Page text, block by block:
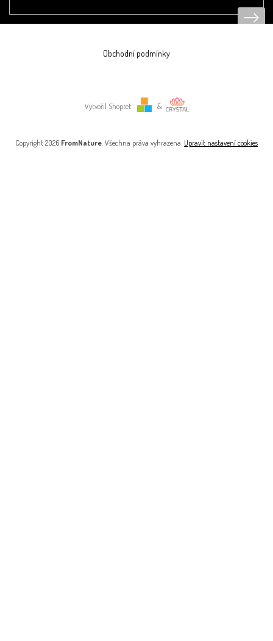
Obchodní podmínky
Vytvořil Shoptet &
Copyright 2026 FromNature . Všechna práva vyhrazena. Upravit nastavení cookies